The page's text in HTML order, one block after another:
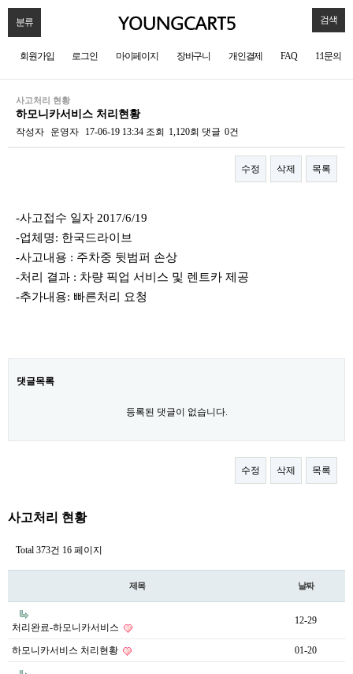
분류 검색
회원가입 로그인 마이페이지 장바구니 개인결제 FAQ 1:1문의
사고처리 현황
하모니카서비스 처리현황
작성자 운영자 17-06-19 13:34 조회 1,120회 댓글 0건
수정 삭제 목록
-사고접수 일자 2017/6/19
-업체명: 한국드라이브
-사고내용 : 주차중 뒷범퍼 손상
-처리 결과 : 차량 픽업 서비스 및 렌트카 제공
-추가내용: 빠른처리 요청
댓글목록
등록된 댓글이 없습니다.
수정 삭제 목록
사고처리 현황
Total 373건 16 페이지
제목 날짜
처리완료-하모니카서비스
12-29
하모니카서비스 처리현황 01-20